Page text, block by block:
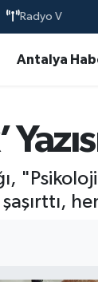
Radyo V
Antalya